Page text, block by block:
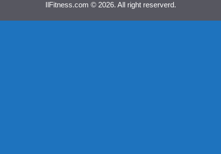
IlFitness.com © 2026. All right reserverd.